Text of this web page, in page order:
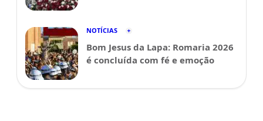
NOTÍCIAS
Bom Jesus da Lapa: Romaria 2026
é concluída com fé e emoção